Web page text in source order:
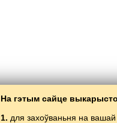
На гэтым сайце
1. для захоўваньня на